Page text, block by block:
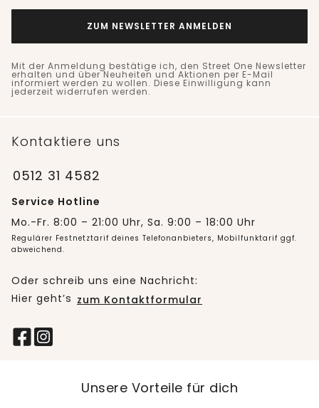
ZUM NEWSLETTER ANMELDEN
Mit der Anmeldung bestätige ich, den Street One Newsletter
erhalten und über Neuheiten und Aktionen per E-Mail
informiert werden zu wollen. Diese Einwilligung kann
jederzeit widerrufen werden.
Kontaktiere uns
0512 31 4582
Service Hotline
Mo.-Fr. 8:00 – 21:00 Uhr, Sa. 9:00 – 18:00 Uhr
Regulärer Festnetztarif deines Telefonanbieters, Mobilfunktarif ggf.
abweichend.
Oder schreib uns eine Nachricht:
Hier geht’s zum Kontaktformular
Unsere Vorteile für dich